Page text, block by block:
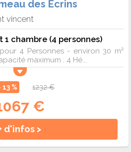
des Ecrins
vincent
chambre (4 personnes)
4 Personnes - environ 30 m²
maximum : 4 Hé...
13 % 1232 €
€
d'infos >